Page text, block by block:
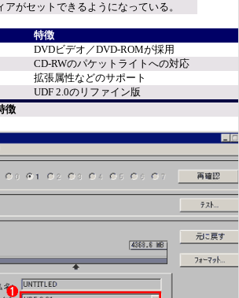
アがセットできるようになっている。
特徴
DVDビデオ／DVD-ROMが採用
CD-RWのパケットライトへの対応
拡張属性などのサポート
UDF 2.0のリファイン版
徴